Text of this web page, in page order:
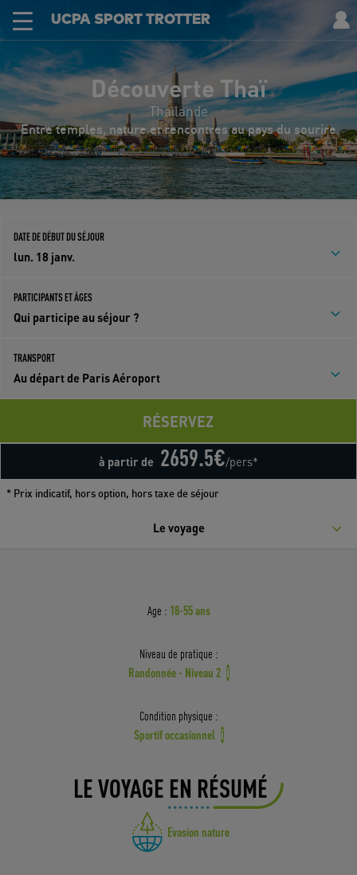
UCPA SPORT TROTTER
Découverte Thaï
Thaïlande
Entre temples, nature et rencontres au pays du sourire
DATE DE DÉBUT DU SÉJOUR
lun. 18 janv.
PARTICIPANTS ET ÂGES
Qui participe au séjour ?
TRANSPORT
Au départ de Paris Aéroport
à partir de 2659.5€/pers*
RÉSERVEZ
* Prix indicatif, hors option, hors taxe de séjour
Le voyage
Age : 18-55 ans
Niveau de pratique :
Randonnée - Niveau 2 i
Condition physique :
Sportif occasionnel i
LE VOYAGE EN RÉSUMÉ
Evasion nature